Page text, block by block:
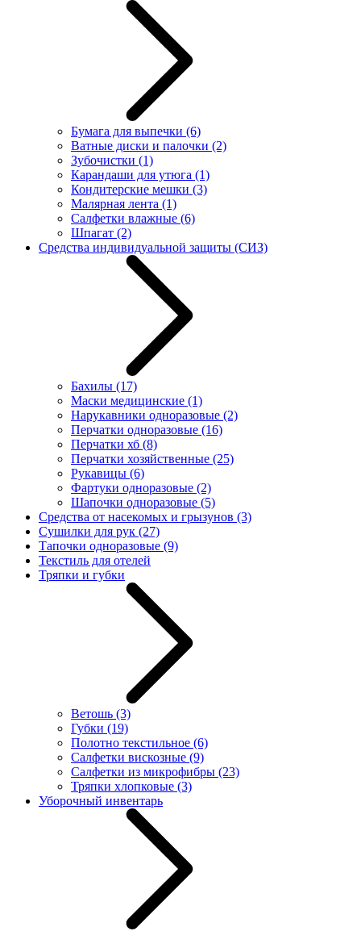
Бумага для выпечки (6)
Ватные диски и палочки (2)
Зубочистки (1)
Карандаши для утюга (1)
Кондитерские мешки (3)
Малярная лента (1)
Салфетки влажные (6)
Шпагат (2)
Средства индивидуальной защиты (СИЗ)
Бахилы (17)
Маски медицинские (1)
Нарукавники одноразовые (2)
Перчатки одноразовые (16)
Перчатки хб (8)
Перчатки хозяйственные (25)
Рукавицы (6)
Фартуки одноразовые (2)
Шапочки одноразовые (5)
Средства от насекомых и грызунов (3)
Сушилки для рук (27)
Тапочки одноразовые (9)
Текстиль для отелей
Тряпки и губки
Ветошь (3)
Губки (19)
Полотно текстильное (6)
Салфетки вискозные (9)
Салфетки из микрофибры (23)
Тряпки хлопковые (3)
Уборочный инвентарь